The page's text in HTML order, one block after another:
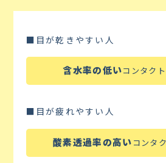
■目が乾きやすい人
含水率の低いコンタク
■目が疲れやすい人
酸素透過率の高い コンタ